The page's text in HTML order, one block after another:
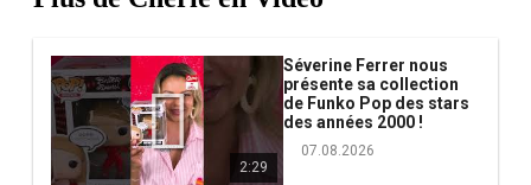
2:29
Séverine Ferrer nous
présente sa collection
de Funko Pop des stars
des années 2000 !
07.08.2026